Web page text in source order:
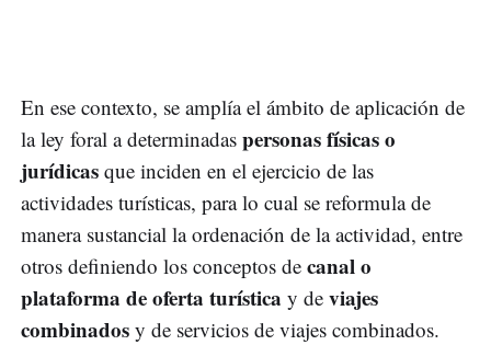
En ese contexto, se amplía el ámbito de aplicación de
la ley foral a determinadas personas físicas o
jurídicas que inciden en el ejercicio de las
actividades turísticas, para lo cual se reformula de
manera sustancial la ordenación de la actividad, entre
otros definiendo los conceptos de canal o
plataforma de oferta turística y de viajes
combinados y de servicios de viajes combinados.